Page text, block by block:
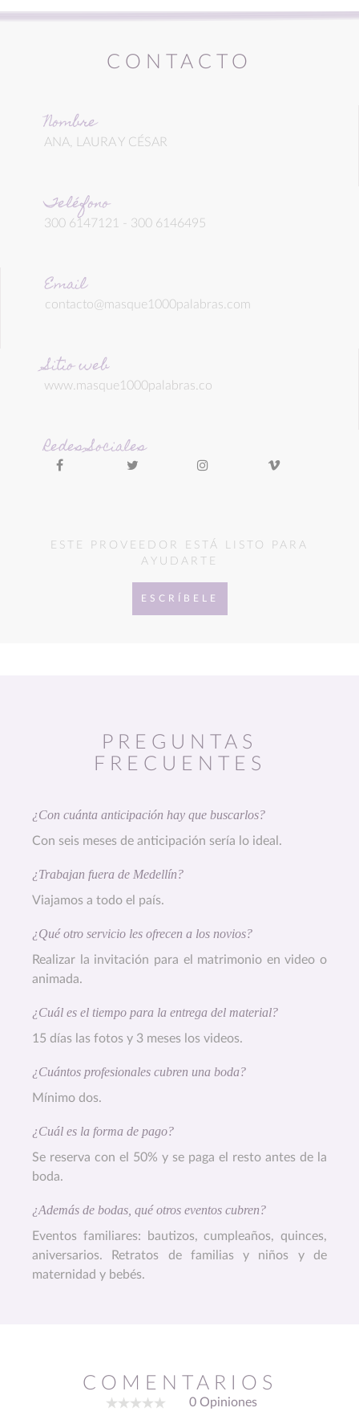
CONTACTO
Nombre
ANA, LAURA Y CÉSAR
Teléfono
300 6147121 - 300 6146495
Email
contacto@masque1000palabras.com
Sitio web
www.masque1000palabras.co
Redes Sociales
ESTE PROVEEDOR ESTÁ LISTO PARA
AYUDARTE
ESCRÍBELE
PREGUNTAS
FRECUENTES
¿Con cuánta anticipación hay que buscarlos?
Con seis meses de anticipación sería lo ideal.
¿Trabajan fuera de Medellín?
Viajamos a todo el país.
¿Qué otro servicio les ofrecen a los novios?
Realizar la invitación para el matrimonio en video o
animada.
¿Cuál es el tiempo para la entrega del material?
15 días las fotos y 3 meses los videos.
¿Cuántos profesionales cubren una boda?
Mínimo dos.
¿Cuál es la forma de pago?
Se reserva con el 50% y se paga el resto antes de la
boda.
¿Además de bodas, qué otros eventos cubren?
Eventos familiares: bautizos, cumpleaños, quinces,
aniversarios. Retratos de familias y niños y de
maternidad y bebés.
COMENTARIOS
0 Opiniones